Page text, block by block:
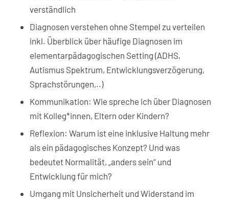
verständlich
Diagnosen verstehen ohne Stempel zu verteilen
inkl. Überblick über häufige Diagnosen im
elementarpädagogischen Setting (ADHS,
Autismus Spektrum, Entwicklungsverzögerung,
Sprachstörungen,..)
Kommunikation: Wie spreche ich über Diagnosen
mit Kolleg*innen, Eltern oder Kindern?
Reflexion: Warum ist eine inklusive Haltung mehr
als ein pädagogisches Konzept? Und was
bedeutet Normalität, „anders sein“ und
Entwicklung für mich?
Umgang mit Unsicherheit und Widerstand im